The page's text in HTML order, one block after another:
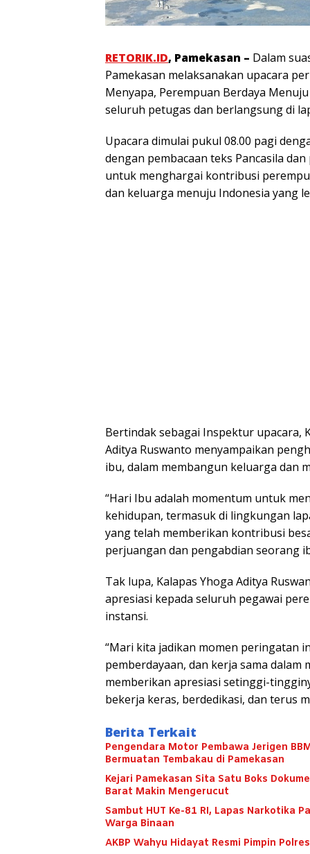
RETORIK.ID, Pamekasan – Dalam
Pamekasan melaksanakan upacara
Menyapa, Perempuan Berdaya
seluruh petugas dan berlangsung di
Upacara dimulai pukul 08.00 pagi
dengan pembacaan teks Pancasila
untuk menghargai kontribusi
dan keluarga menuju Indonesia yang
Bertindak sebagai Inspektur upacara,
Aditya Ruswanto menyampaikan
ibu, dalam membangun keluarga dan
“Hari Ibu adalah momentum untuk
kehidupan, termasuk di lingkungan
yang telah memberikan kontribusi
perjuangan dan pengabdian seorang
Tak lupa, Kalapas Yhoga Aditya
apresiasi kepada seluruh pegawai
instansi.
“Mari kita jadikan momen peringatan
pemberdayaan, dan kerja sama dalam
memberikan apresiasi setinggi-
bekerja keras, berdedikasi, dan terus
Berita Terkait
Pengendara Motor Pembawa Jerigen
Bermuatan Tembakau di Pamekasan
Kejari Pamekasan Sita Satu Boks
Barat Makin Mengerucut
Sambut HUT Ke-81 RI, Lapas Narkotika
Warga Binaan
AKBP Wahyu Hidayat Resmi Pimpin